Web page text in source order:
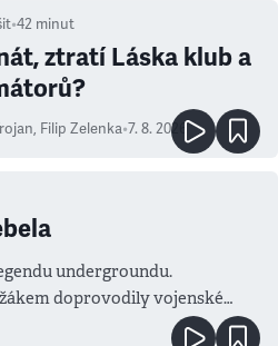
•42 minut
ztratí Láska klub a
, Filip Zelenka•7. 8. 2026
undergroundu.
doprovodily vojenské